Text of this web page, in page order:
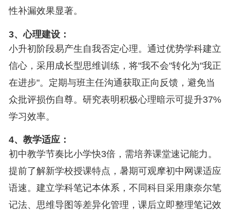
性补漏效果显著。
3、心理建设：
小升初阶段易产生自我否定心理。通过优势学科建立
信心，采用成长型思维训练，将"我不会"转化为"我正
在进步"。定期与班主任沟通获取正向反馈，避免当
众批评损伤自尊。研究表明积极心理暗示可提升37%
学习效率。
4、教学适应：
初中教学节奏比小学快3倍，需培养课堂速记能力。
提前了解新学校授课特点，暑期可观摩初中网课适应
语速。建立学科笔记本体系，不同科目采用康奈尔笔
记法、思维导图等差异化管理，课后立即整理笔记效